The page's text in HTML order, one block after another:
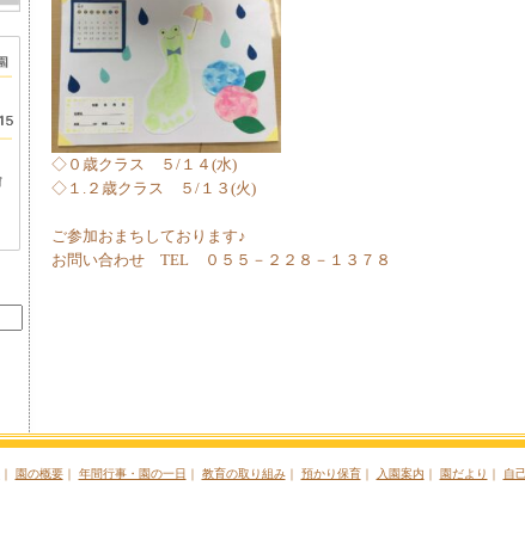
◇０歳クラス ５/１４(水)
◇１.２歳クラス ５/１３(火)
ご参加おまちしております♪
お問い合わせ TEL ０５５－２２８－１３７８
｜ 園の概要｜ 年間行事・園の一日 ｜ 教育の取り組み｜ 預かり保育｜ 入園案内 ｜ 園だより ｜ 自